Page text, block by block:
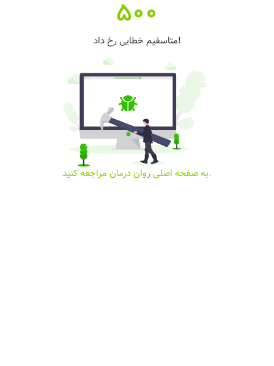
500
متاسفیم خطایی رخ داد!
به صفحه اصلی روان درمان مراجعه کنید.